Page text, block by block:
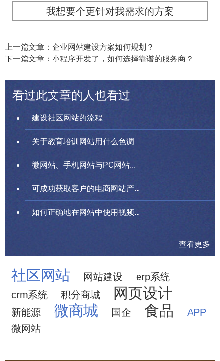
我想要个更针对我需求的方案
上一篇文章：企业网站建设方案如何规划？
下一篇文章：小程序开发了，如何选择靠谱的服务商？
看过此文章的人也看过
建设社区网站的流程
关于教育培训网站用什么色调
微网站、手机网站与PC网站...
可成功获取客户的电商网站产...
如何正确地在网站中使用视频...
查看更多
社区网站 网站建设
erp系统
crm系统
积分商城 网页设计
新能源 微商城 国企 食品
APP
微网站